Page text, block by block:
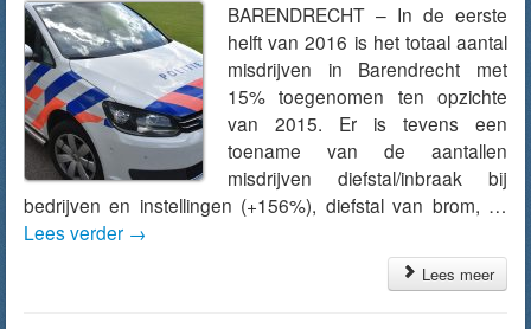
BARENDRECHT – In de eerste
helft van 2016 is het totaal aantal
misdrijven in Barendrecht met
15% toegenomen ten opzichte
van 2015. Er is tevens een
toename van de aantallen
misdrijven diefstal/inbraak bij
bedrijven en instellingen (+156%), diefstal van brom, …
Lees verder →
Lees meer